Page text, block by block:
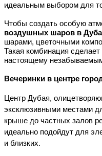
идеальным выбором для
Чтобы создать особую
воздушных шаров в
шарами, цветочными
Такая комбинация
настоящему
Вечеринки в центре
Центр Дубая,
эксклюзивными местами
крыше до частных залов
идеально подойдут для
и близких.